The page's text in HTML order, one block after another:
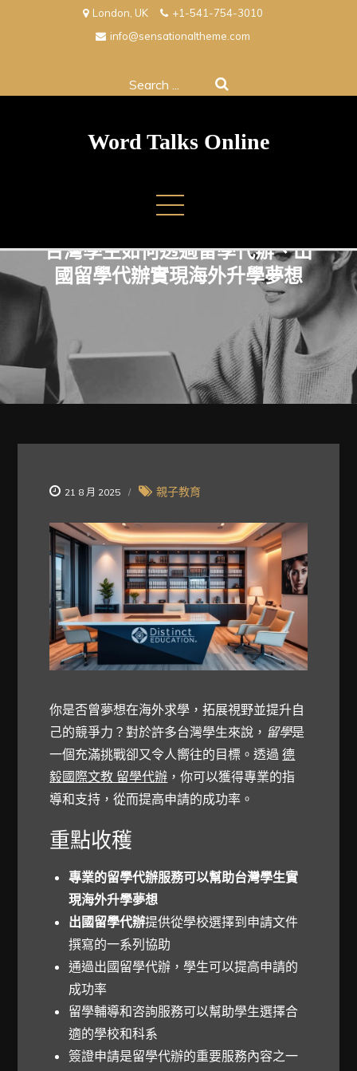
London, UK
+1-541-754-3010
info@sensationaltheme.com
Search
Word Talks Online
台灣學生如何透過留學代辦、出
國留學代辦實現海外升學夢想
21 8 月 2025 親子教育
你是否曾夢想在海外求學，拓展視野並提升自
己的競爭力？對於許多台灣學生來說， 留學是
一個充滿挑戰卻又令人嚮往的目標。透過德
毅國際文教 留學代辦 ，你可以獲得專業的指
導和支持，從而提高申請的成功率。
重點收穫
專業的留學代辦服務可以幫助台灣學生實
現海外升學夢想
出國留學代辦提供從學校選擇到申請文件
撰寫的一系列協助
通過出國留學代辦，學生可以提高申請的
成功率
留學輔導和咨詢服務可以幫助學生選擇合
適的學校和科系
簽證申請是留學代辦的重要服務內容之一